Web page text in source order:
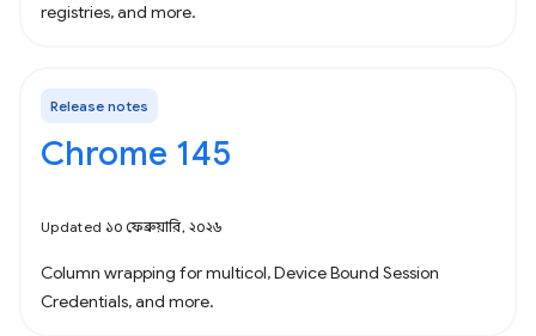
registries, and more.
Release notes
Chrome 145
Updated ১০ ফেব্রুয়ারি, ২০২৬
Column wrapping for multicol, Device Bound Session
Credentials, and more.